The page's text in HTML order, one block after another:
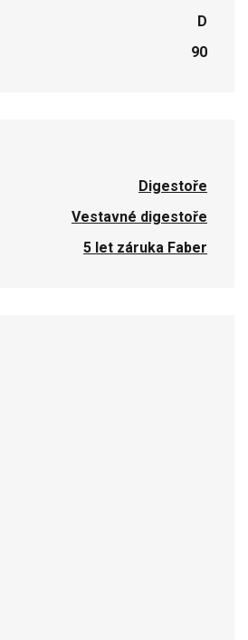
D
90
Digestoře
Vestavné digestoře
5 let záruka Faber